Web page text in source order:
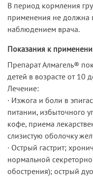
В период кормления
применения не должна
наблюдением врача.
Показания к
Препарат Алмагель®
детей в возрасте от 10
Лечение:
· Изжога и боли в
питании, избыточного
кофе, приема
слизистую оболочку
· Острый гастрит;
нормальной
обострения); острый